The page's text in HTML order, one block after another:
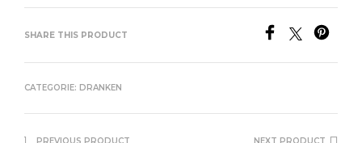
SHARE THIS PRODUCT
CATEGORIE: DRANKEN